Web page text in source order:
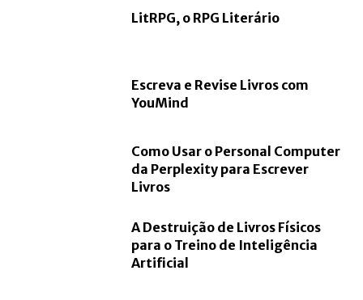
LitRPG, o RPG Literário
Escreva e Revise Livros com
YouMind
Como Usar o Personal Computer
da Perplexity para Escrever
Livros
A Destruição de Livros Físicos
para o Treino de Inteligência
Artificial